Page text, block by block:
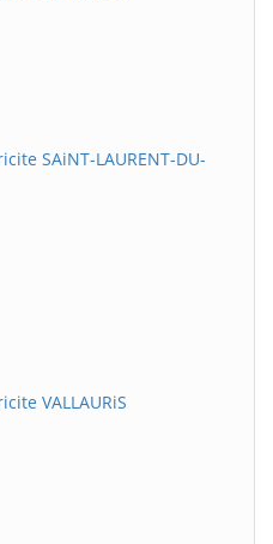
SAiNT-LAURENT-DU-
VALLAURiS